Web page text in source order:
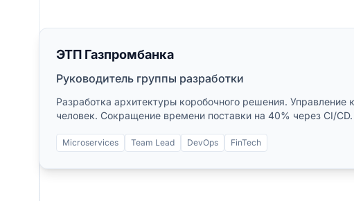
ЭТП Газпромбанка
Руководитель группы разработки
Разработка архитектуры коробочного решения. Управление
человек. Сокращение времени поставки на 40% через CI/CD.
Microservices Team Lead DevOps FinTech